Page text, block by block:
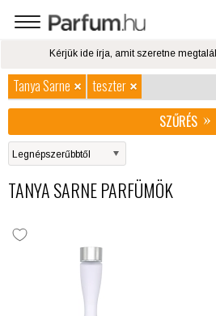
Tanya Sarne
teszter
SZŰRÉS
TANYA SARNE PARFÜMÖK